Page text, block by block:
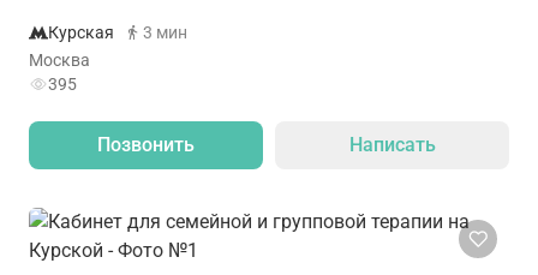
Курская
3 мин
Москва
395
Позвонить Написать